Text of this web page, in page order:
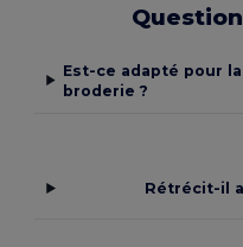
Est-ce adapté pour
broderie ?
Rétrécit-il